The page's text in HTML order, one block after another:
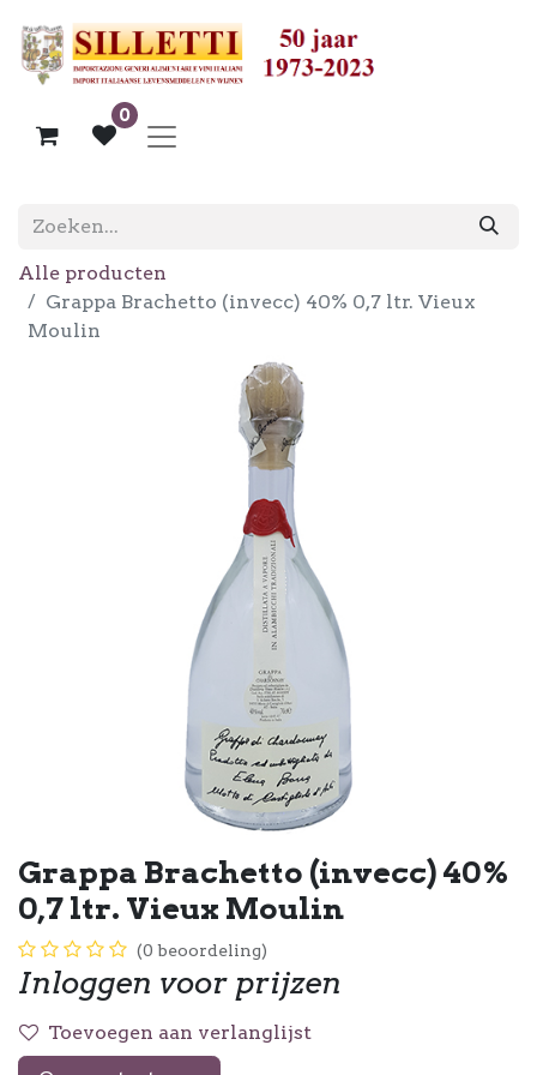
0
Alle producten
Grappa Brachetto (invecc) 40% 0,7 ltr. Vieux
Moulin
Grappa Brachetto (invecc) 40%
0,7 ltr. Vieux Moulin
(0 beoordeling)
Inloggen voor prijzen
Toevoegen aan verlanglijst